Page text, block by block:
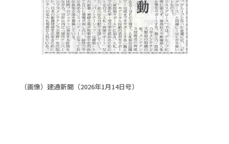
（画像）建通新聞（2026年1月14日号）